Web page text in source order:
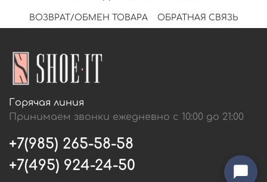
ВОЗВРАТ/ОБМЕН ТОВАРА ОБРАТНАЯ СВЯЗЬ
Горячая линия
Принимаем звонки ежедневно с 10:00 до 21:00
+7(985) 265-58-58
+7(495) 924-24-50